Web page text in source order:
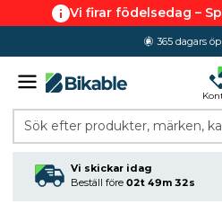
Vi firar födelsedag –
365 dagars
Sök efter produkter, märken,
Vi skickar idag
Beställ före 02t 49m 32s